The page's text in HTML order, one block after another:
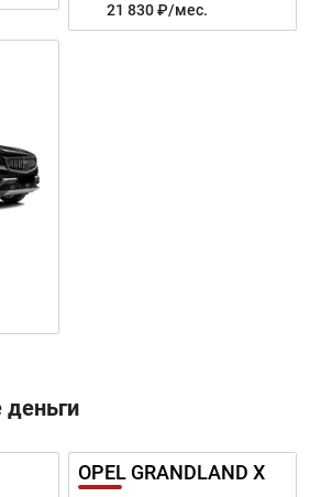
21 830 ₽/мес.
деньги
OPEL GRANDLAND X